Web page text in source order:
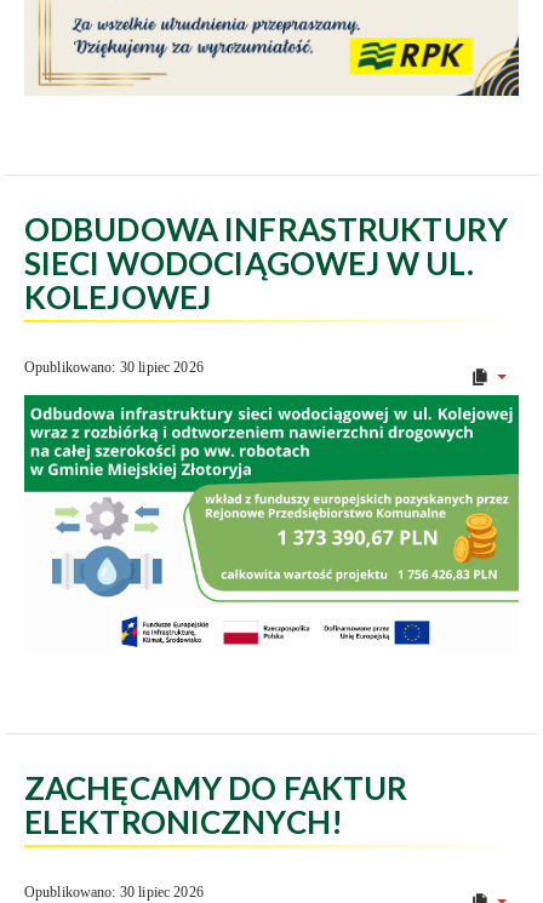
ODBUDOWA INFRASTRUKTURY
SIECI WODOCIĄGOWEJ W UL.
KOLEJOWEJ
Opublikowano: 30 lipiec 2026
ZACHĘCAMY DO FAKTUR
ELEKTRONICZNYCH!
Opublikowano: 30 lipiec 2026